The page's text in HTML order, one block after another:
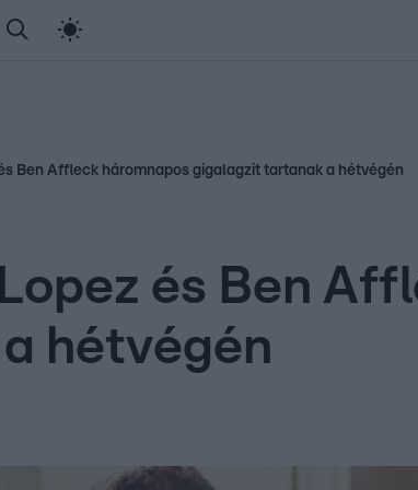
Most Wanted
Ben Affleck háromnapos gigalagzit tartanak a hétvégén
és Ben
hétvégén